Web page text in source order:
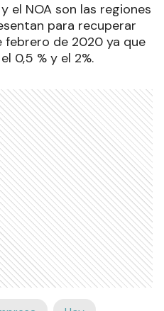
el NOA son las regiones
para recuperar
febrero de 2020 ya que
0,5 % y el 2%.